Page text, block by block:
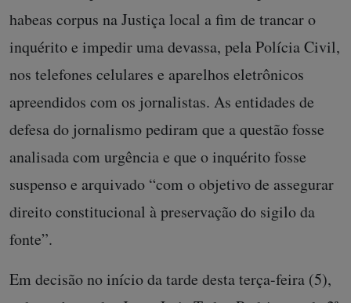
habeas corpus na Justiça local a fim de trancar o
inquérito e impedir uma devassa, pela Polícia Civil,
nos telefones celulares e aparelhos eletrônicos
apreendidos com os jornalistas. As entidades de
defesa do jornalismo pediram que a questão fosse
analisada com urgência e que o inquérito fosse
suspenso e arquivado “com o objetivo de assegurar
direito constitucional à preservação do sigilo da
fonte”.
Em decisão no início da tarde desta terça-feira (5),